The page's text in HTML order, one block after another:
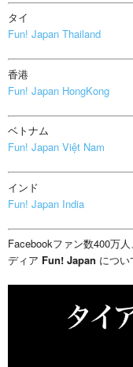
タイ
Fun! Japan Thailand
香港
Fun! Japan HongKong
ベトナム
Fun! Japan Việt Nam
インド
Fun! Japan India
Facebookファン数400万
ディア Fun! Japan につい